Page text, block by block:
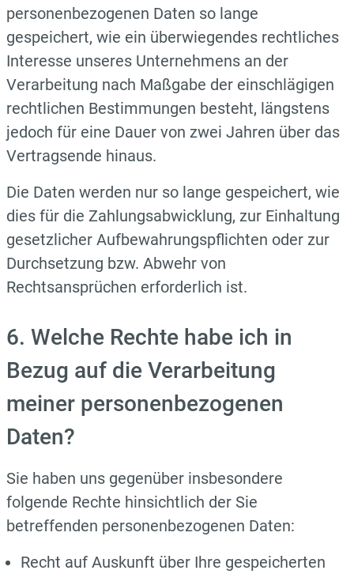
personenbezogenen Daten so lange
gespeichert, wie ein überwiegendes rechtliches
Interesse unseres Unternehmens an der
Verarbeitung nach Maßgabe der einschlägigen
rechtlichen Bestimmungen besteht, längstens
jedoch für eine Dauer von zwei Jahren über das
Vertragsende hinaus.
Die Daten werden nur so lange gespeichert, wie
dies für die Zahlungsabwicklung, zur Einhaltung
gesetzlicher Aufbewahrungspflichten oder zur
Durchsetzung bzw. Abwehr von
Rechtsansprüchen erforderlich ist.
6. Welche Rechte habe ich in
Bezug auf die Verarbeitung
meiner personenbezogenen
Daten?
Sie haben uns gegenüber insbesondere
folgende Rechte hinsichtlich der Sie
betreffenden personenbezogenen Daten:
Recht auf Auskunft über Ihre gespeicherten